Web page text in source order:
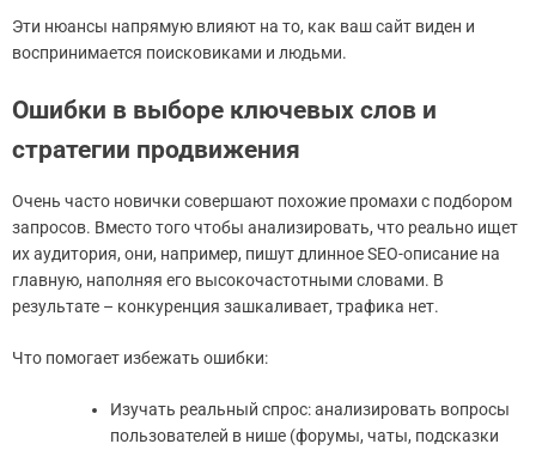
Эти нюансы напрямую влияют на то, как ваш сайт виден и
воспринимается поисковиками и людьми.
Ошибки в выборе ключевых слов и
стратегии продвижения
Очень часто новички совершают похожие промахи с подбором
запросов. Вместо того чтобы анализировать, что реально ищет
их аудитория, они, например, пишут длинное SEO-описание на
главную, наполняя его высокочастотными словами. В
результате – конкуренция зашкаливает, трафика нет.
Что помогает избежать ошибки:
Изучать реальный спрос: анализировать вопросы
пользователей в нише (форумы, чаты, подсказки